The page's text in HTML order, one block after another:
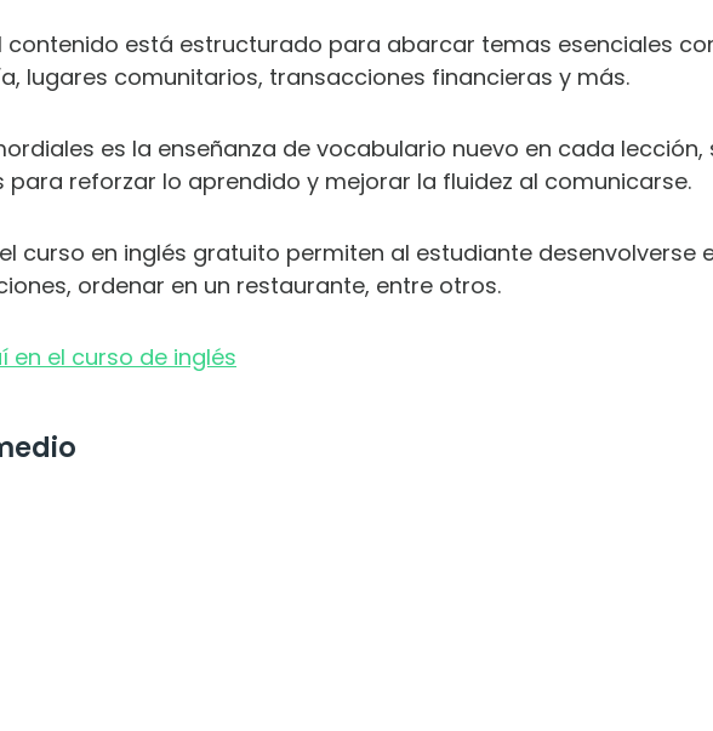
contenido está estructurado para abarcar temas esenciales
lugares comunitarios, transacciones financieras y más.
es la enseñanza de vocabulario nuevo en cada lección,
para reforzar lo aprendido y mejorar la fluidez al comunicarse.
curso en inglés gratuito permiten al estudiante desenvolverse
ordenar en un restaurante, entre otros.
en el curso de inglés